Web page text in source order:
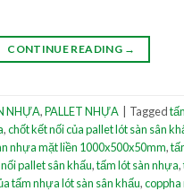
CONTINUE READING →
NHỰA,PALLET NHỰA | Tagged
,chốt kết nối của pallet lót sàn sân
nhựa mặt liền 1000x500x50mm,
pallet sân khấu,tấm lót sàn nhựa,
tấm nhựa lót sàn sân khấu,coppha